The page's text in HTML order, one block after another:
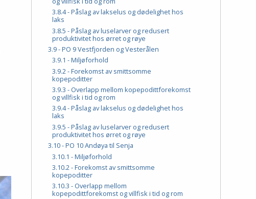
3.8.4 - Påslag av lakselus og dødelighet hos
laks
3.8.5 - Påslag av luselarver og redusert
produktivitet hos ørret og røye
3.9 - PO 9 Vestfjorden og Vesterålen
3.9.1 - Miljøforhold
3.9.2 - Forekomst av smittsomme
kopepoditter
3.9.3 - Overlapp mellom kopepodittforekomst
og villfisk i tid og rom
3.9.4 - Påslag av lakselus og dødelighet hos
laks
3.9.5 - Påslag av luselarver og redusert
produktivitet hos ørret og røye
3.10 - PO 10 Andøya til Senja
3.10.1 - Miljøforhold
3.10.2 - Forekomst av smittsomme
kopepoditter
3.10.3 - Overlapp mellom
kopepodittforekomst og villfisk i tid og rom